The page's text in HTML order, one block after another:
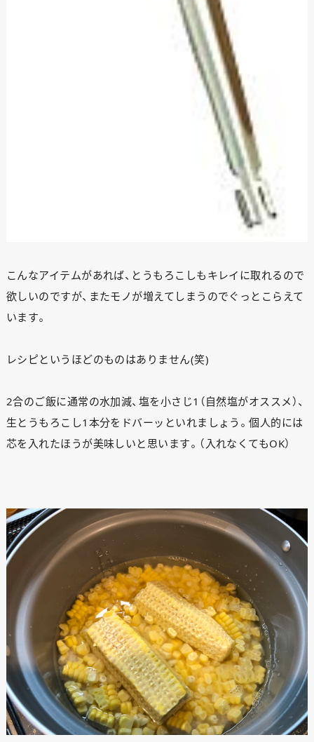
こんなアイテムがあれば、とうもろこしもキレイに取れるので
欲しいのですが、またモノが増えてしまうのでぐっとこらえて
います。
レシピというほどのものはありません(笑)
2合のご飯に通常の水加減、塩を小さじ1（自然塩がオススメ）、
生とうもろこし1本分をドバーッといれましょう。個人的には
芯を入れたほうが美味しいと思います。（入れなくてもOK）